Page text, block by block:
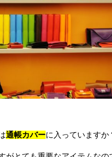
メー
通帳カバーに入っていますか